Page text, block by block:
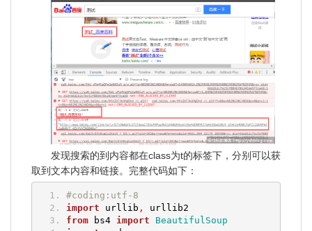
发现搜索的到内容都在class为t的标签下，分别可以获
取到文本内容和链接。完整代码如下：
#coding:utf-8
import urllib ,
urllib2
from bs4 import
BeautifulSoup